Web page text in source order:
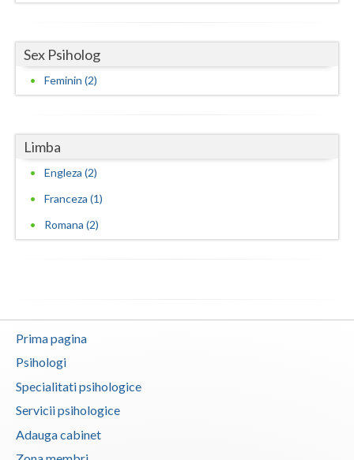
Sex Psiholog
Feminin (2)
Limba
Engleza (2)
Franceza (1)
Romana (2)
Prima pagina
Psihologi
Specialitati psihologice
Servicii psihologice
Adauga cabinet